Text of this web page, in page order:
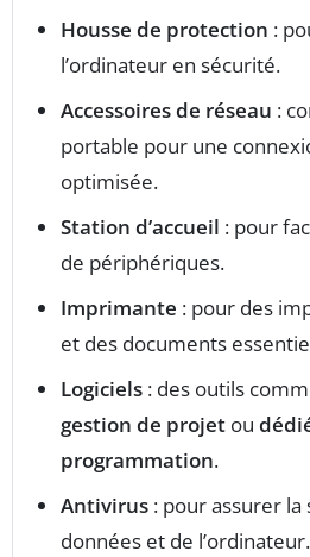
Housse de protection :
l’ordinateur en sécurité.
Accessoires de réseau :
portable pour une
optimisée.
Station d’accueil : pour
de périphériques.
Imprimante : pour des
et des documents
Logiciels : des outils
gestion de projet ou
programmation.
Antivirus : pour assurer
données et de l’ordinateur.